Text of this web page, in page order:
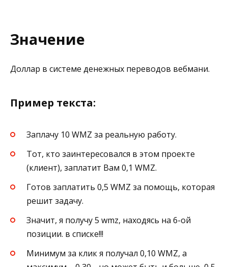
Значение
Доллар в системе денежных переводов вебмани.
Пример текста:
Заплачу 10 WMZ за реальную работу.
Тот, кто заинтересовался в этом проекте
(клиент), заплатит Вам 0,1 WMZ.
Готов заплатить 0,5 WMZ за помощь, которая
решит задачу.
Значит, я получу 5 wmz, находясь на 6-ой
позиции. в списке!!!
Минимум за клик я получал 0,10 WMZ, а